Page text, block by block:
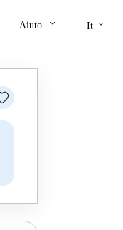
Aiuto keyboard_arrow_down It keyboard_arrow_down